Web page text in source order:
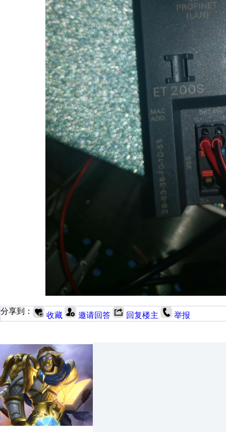
分享到： 收藏 邀请回答 回复楼主 举报